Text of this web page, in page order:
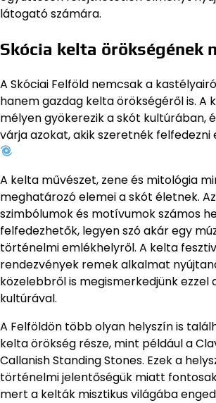
látogató számára.
Skócia kelta örökségének
A Skóciai Felföld nemcsak a
hanem gazdag kelta örökségéről is. A
mélyen gyökerezik a skót kultúrában,
várja azokat, akik szeretnék felfedezni
A kelta művészet, zene és mitológia
meghatározó elemei a skót életnek.
szimbólumok és motívumok számos
felfedezhetők, legyen szó akár egy
történelmi emlékhelyről. A kelta
rendezvények remek alkalmat
közelebbről is megismerkedjünk ezzel
kultúrával.
A Felföldön több olyan helyszín is
kelta örökség része, mint például a
Callanish Standing Stones. Ezek a
történelmi jelentőségük miatt
mert a kelták misztikus világába